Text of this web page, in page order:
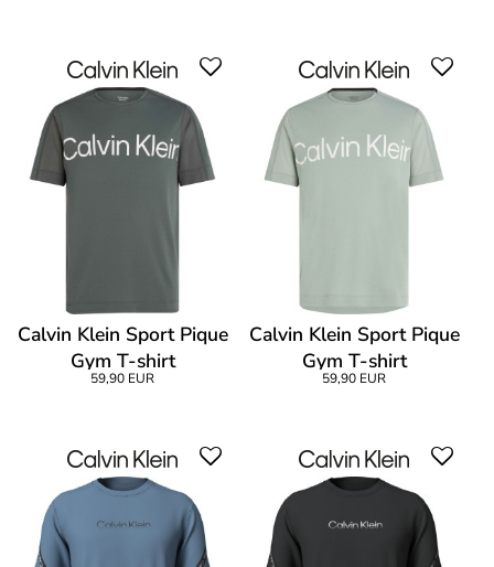
Calvin Klein Sport Pique
Gym T-shirt
59,90 EUR
Calvin Klein Sport Pique
Gym T-shirt
59,90 EUR